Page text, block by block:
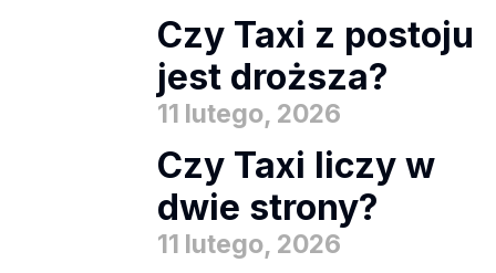
Czy Taxi z postoju
jest droższa?
11 lutego, 2026
Czy Taxi liczy w
dwie strony?
11 lutego, 2026